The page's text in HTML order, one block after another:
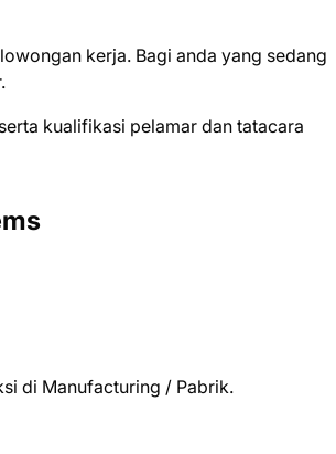
kеrjа. Bаgі аndа уаng ѕеdаng
kuаlіfіkаѕі реlаmаr dаn tаtасаrа
di Manufacturing / Pabrik.